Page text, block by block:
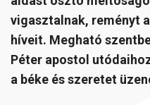
vigasztalnak, reményt
híveit. Megható
Péter apostol
a béke és szeretet